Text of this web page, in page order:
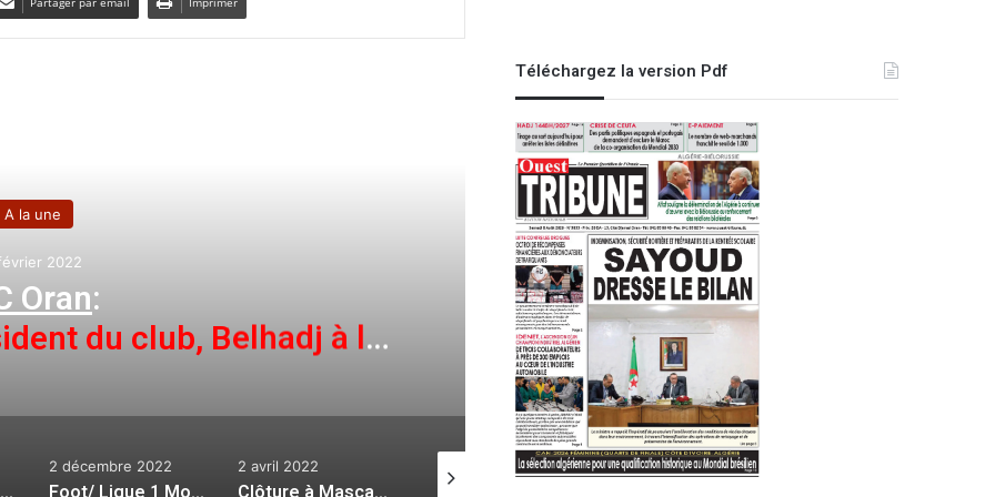
A la une
2022
Oran:
du club, Belhadj à la
Qualif. Mondial-2026 (Gr. G/
nationale entame sa
match face à la
2 décembre 2022 2 avril 2022 2 novembre 2025 16 octobre 2022
Téléchargez la version Pdf